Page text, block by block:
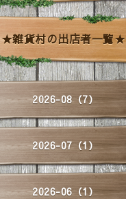
★雑貨村の出店者一覧★
2026-08（7）
2026-07（1）
2026-06（1）